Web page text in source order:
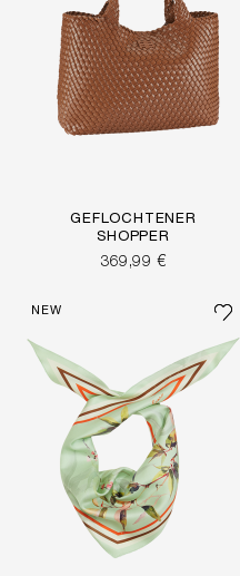
GEFLOCHTENER
SHOPPER
369,99 €
NEW